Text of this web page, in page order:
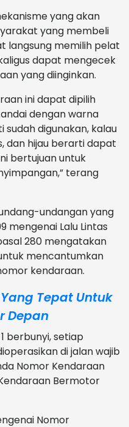
yang akan
yang membeli
langsung memilih pelat
dapat mengecek
yang diinginkan.
ini dapat dipilih
dengan warna
digunakan, kalau
dan hijau berarti dapat
bertujuan untuk
terang
undangan yang
mengenai Lalu Lintas
280 mengatakan
mencantumkan
kendaraan.
Tepat Untuk
Depan
berbunyi, setiap
di jalan wajib
Nomor Kendaraan
Bermotor
Nomor